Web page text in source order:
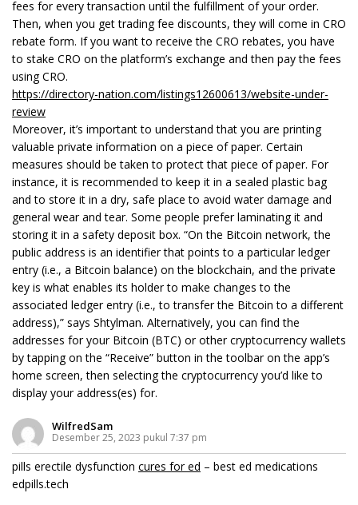
fees for every transaction until the fulfillment of your order.
Then, when you get trading fee discounts, they will come in CRO
rebate form. If you want to receive the CRO rebates, you have
to stake CRO on the platform’s exchange and then pay the fees
using CRO.
https://directory-nation.com/listings12600613/website-under-
review
Moreover, it’s important to understand that you are printing
valuable private information on a piece of paper. Certain
measures should be taken to protect that piece of paper. For
instance, it is recommended to keep it in a sealed plastic bag
and to store it in a dry, safe place to avoid water damage and
general wear and tear. Some people prefer laminating it and
storing it in a safety deposit box. “On the Bitcoin network, the
public address is an identifier that points to a particular ledger
entry (i.e., a Bitcoin balance) on the blockchain, and the private
key is what enables its holder to make changes to the
associated ledger entry (i.e., to transfer the Bitcoin to a different
address),” says Shtylman. Alternatively, you can find the
addresses for your Bitcoin (BTC) or other cryptocurrency wallets
by tapping on the “Receive” button in the toolbar on the app’s
home screen, then selecting the cryptocurrency you’d like to
display your address(es) for.
WilfredSam
Desember 25, 2023 pukul 7:37 pm
pills erectile dysfunction cures for ed – best ed medications
edpills.tech